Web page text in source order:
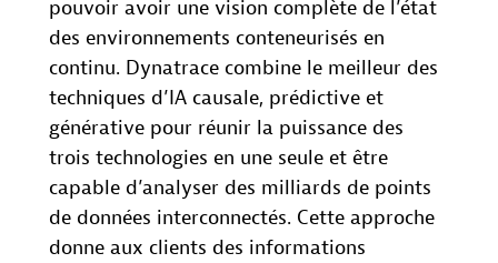
pouvoir avoir une vision complète de l’état
des environnements conteneurisés en
continu. Dynatrace combine le meilleur des
techniques d’IA causale, prédictive et
générative pour réunir la puissance des
trois technologies en une seule et être
capable d’analyser des milliards de points
de données interconnectés. Cette approche
donne aux clients des informations